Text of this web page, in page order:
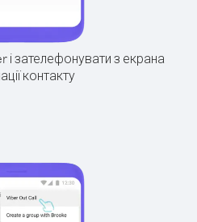
і зателефонувати з екрана
контакту